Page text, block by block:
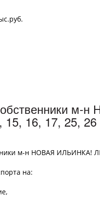
15, 16, 17, 25, 26
м-н НОВАЯ ИЛЬИНКА!
на: